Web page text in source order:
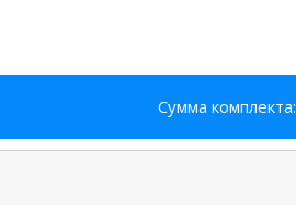
Сумма комплекта: